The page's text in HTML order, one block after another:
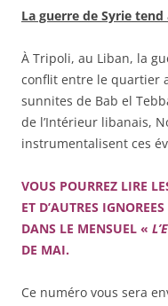
La guerre de Syrie tend
À Tripoli, au Liban, la
conflit entre le quartier
sunnites de Bab el
de l’Intérieur libanais,
instrumentalisent ces
VOUS POURREZ LIRE
ET D’AUTRES
DANS LE MENSUEL «
DE MAI.
Ce numéro vous sera